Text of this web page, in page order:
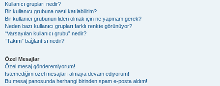
Kullanıcı grupları nedir?
Bir kullanıcı grubuna nasıl katılabilirim?
Bir kullanıcı grubunun lideri olmak için ne yapmam gerek?
Neden bazı kullanıcı grupları farklı renkte görünüyor?
“Varsayılan kullanıcı grubu” nedir?
“Takım” bağlantısı nedir?
Özel Mesajlar
Özel mesaj gönderemiyorum!
İstemediğim özel mesajları almaya devam ediyorum!
Bu mesaj panosunda herhangi birinden spam e-posta aldım!